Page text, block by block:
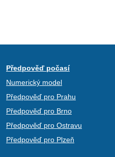
Předpověď počasí
Numerický model
Předpověď pro Prahu
Předpověď pro Brno
Předpověď pro Ostravu
Předpověď pro Plzeň